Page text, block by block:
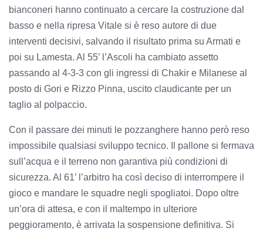
bianconeri hanno continuato a cercare la costruzione dal
basso e nella ripresa Vitale si è reso autore di due
interventi decisivi, salvando il risultato prima su Armati e
poi su Lamesta. Al 55’ l’Ascoli ha cambiato assetto
passando al 4-3-3 con gli ingressi di Chakir e Milanese al
posto di Gori e Rizzo Pinna, uscito claudicante per un
taglio al polpaccio.
Con il passare dei minuti le pozzanghere hanno però reso
impossibile qualsiasi sviluppo tecnico. Il pallone si fermava
sull’acqua e il terreno non garantiva più condizioni di
sicurezza. Al 61’ l’arbitro ha così deciso di interrompere il
gioco e mandare le squadre negli spogliatoi. Dopo oltre
un’ora di attesa, e con il maltempo in ulteriore
peggioramento, è arrivata la sospensione definitiva. Si